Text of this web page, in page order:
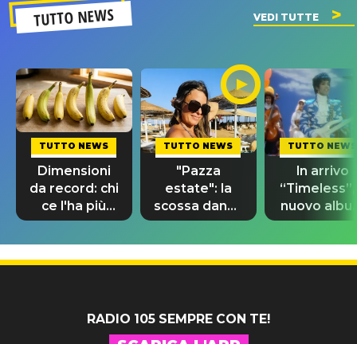
TUTTO NEWS VEDI TUTTE
TUTTO NEWS
Dimensioni
da record: chi
ce l'ha più
lungo nel
mondo?
TUTTO NEWS
"Pazza
estate": la
scossa dance
di Sara
Tommasi
TUTTO NEWS
In arrivo
nuovo
di Prince
10 brani
inediti
RADIO 105 SEMPRE CON TE!